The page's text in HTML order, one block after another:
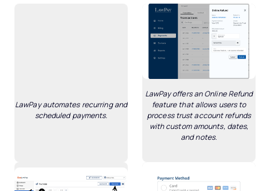
LawPay automates recurring and
scheduled payments.
LawPay offers an Online Refund
feature that allows users to
process trust account refunds
with custom amounts, dates,
and notes.